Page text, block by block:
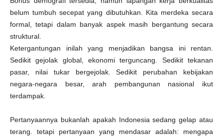
belum tumbuh secepat yang dibutuhkan. Kita merdeka secara
formal, tetapi dalam banyak aspek masih bergantung secara
struktural.
Ketergantungan inilah yang menjadikan bangsa ini rentan.
Sedikit gejolak global, ekonomi terguncang. Sedikit tekanan
pasar, nilai tukar bergejolak. Sedikit perubahan kebijakan
negara-negara besar, arah pembangunan nasional ikut
terdampak.
Pertanyaannya bukanlah apakah Indonesia sedang gelap atau
terang. tetapi pertanyaan yang mendasar adalah: mengapa